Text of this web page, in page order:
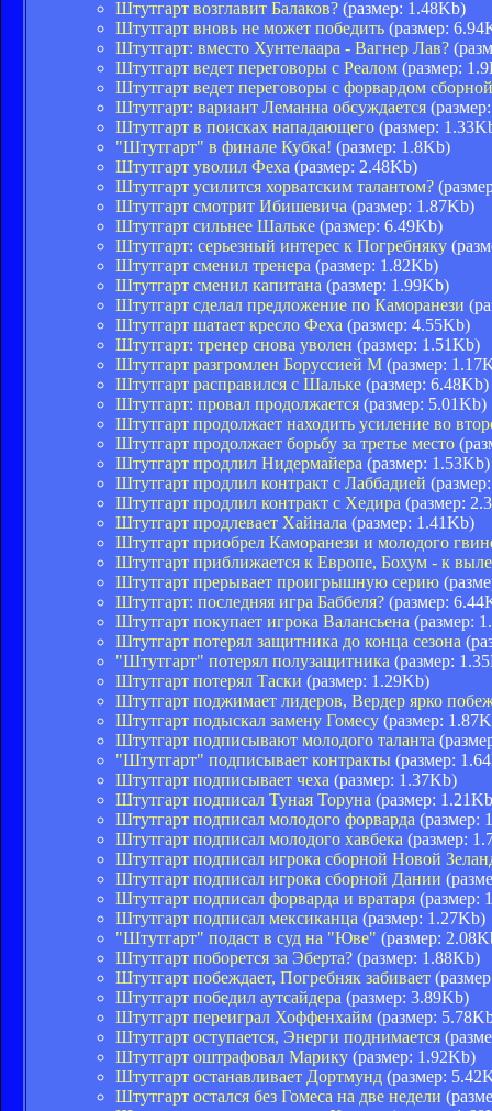
Штутгарт возглавит Балаков? (размер: 1.48Kb)
Штутгарт вновь не может победить (размер:
Штутгарт: вместо Хунтелаара - Вагнер Лав?
Штутгарт ведет переговоры с Реалом (размер:
Штутгарт ведет переговоры с форвардом
Штутгарт: вариант Леманна обсуждается
Штутгарт в поисках нападающего (размер:
"Штутгарт" в финале Кубка! (размер: 1.8Kb)
Штутгарт уволил Феха (размер: 2.48Kb)
Штутгарт усилится хорватским талантом?
Штутгарт смотрит Ибишевича (размер: 1.87Kb)
Штутгарт сильнее Шальке (размер: 6.49Kb)
Штутгарт: серьезный интерес к Погребняку
Штутгарт сменил тренера (размер: 1.82Kb)
Штутгарт сменил капитана (размер: 1.99Kb)
Штутгарт сделал предложение по Каморанези
Штутгарт шатает кресло Феха (размер: 4.55Kb)
Штутгарт: тренер снова уволен (размер: 1.51Kb)
Штутгарт разгромлен Боруссией М (размер:
Штутгарт расправился с Шальке (размер: 6.48Kb)
Штутгарт: провал продолжается (размер: 5.01Kb)
Штутгарт продолжает находить усиление во
Штутгарт продолжает борьбу за третье место
Штутгарт продлил Нидермайера (размер: 1.53Kb)
Штутгарт продлил контракт с Лаббадией
Штутгарт продлил контракт с Хедира (размер:
Штутгарт продлевает Хайнала (размер: 1.41Kb)
Штутгарт приобрел Каморанези и молодого
Штутгарт приближается к Европе, Бохум - к
Штутгарт прерывает проигрышную серию
Штутгарт: последняя игра Баббеля? (размер:
Штутгарт покупает игрока Валансьена (размер:
Штутгарт потерял защитника до конца сезона
"Штутгарт" потерял полузащитника (размер:
Штутгарт потерял Таски (размер: 1.29Kb)
Штутгарт поджимает лидеров, Вердер ярко
Штутгарт подыскал замену Гомесу (размер:
Штутгарт подписывают молодого таланта
"Штутгарт" подписывает контракты (размер:
Штутгарт подписывает чеха (размер: 1.37Kb)
Штутгарт подписал Туная Торуна (размер:
Штутгарт подписал молодого форварда (размер:
Штутгарт подписал молодого хавбека (размер:
Штутгарт подписал игрока сборной Новой
Штутгарт подписал игрока сборной Дании
Штутгарт подписал форварда и вратаря (размер:
Штутгарт подписал мексиканца (размер: 1.27Kb)
"Штутгарт" подаст в суд на "Юве" (размер:
Штутгарт поборется за Эберта? (размер: 1.88Kb)
Штутгарт побеждает, Погребняк забивает
Штутгарт победил аутсайдера (размер: 3.89Kb)
Штутгарт переиграл Хоффенхайм (размер:
Штутгарт оступается, Энерги поднимается
Штутгарт оштрафовал Марику (размер: 1.92Kb)
Штутгарт останавливает Дортмунд (размер:
Штутгарт остался без Гомеса на две недели